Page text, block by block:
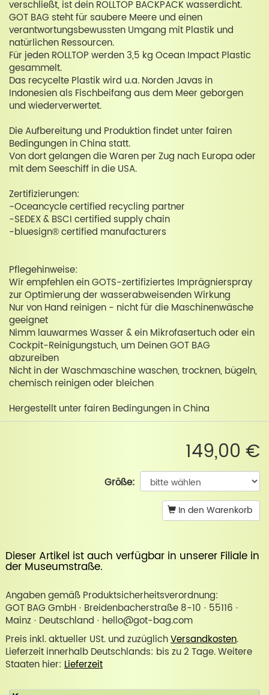
verschließt, ist dein ROLLTOP BACKPACK wasserdicht.
GOT BAG steht für saubere Meere und einen
verantwortungsbewussten Umgang mit Plastik und
natürlichen Ressourcen.
Für jeden ROLLTOP werden 3,5 kg Ocean Impact Plastic
gesammelt.
Das recycelte Plastik wird u.a. Norden Javas in
Indonesien als Fischbeifang aus dem Meer geborgen
und wiederverwertet.
Die Aufbereitung und Produktion findet unter fairen
Bedingungen in China statt.
Von dort gelangen die Waren per Zug nach Europa oder
mit dem Seeschiff in die USA.
Zertifizierungen:
-Oceancycle certified recycling partner
-SEDEX & BSCI certified supply chain
-bluesign® certified manufacturers
Pflegehinweise:
Wir empfehlen ein GOTS-zertifiziertes Imprägnierspray
zur Optimierung der wasserabweisenden Wirkung
Nur von Hand reinigen - nicht für die Maschinenwäsche
geeignet
Nimm lauwarmes Wasser & ein Mikrofasertuch oder ein
Cockpit-Reinigungstuch, um Deinen GOT BAG
abzureiben
Nicht in der Waschmaschine waschen, trocknen, bügeln,
chemisch reinigen oder bleichen
Hergestellt unter fairen Bedingungen in China
149,00 €
Größe:
In den Warenkorb
Dieser Artikel ist auch verfügbar in unserer Filiale in
der Museumstraße.
Angaben gemäß Produktsicherheitsverordnung:
GOT BAG GmbH · Breidenbacherstraße 8-10 · 55116 ·
Mainz · Deutschland · hello@got-bag.com
Preis inkl. aktueller USt. und zuzüglichVersandkosten.
Lieferzeit innerhalb Deutschlands: bis zu 2 Tage. Weitere
Staaten hier: Lieferzeit